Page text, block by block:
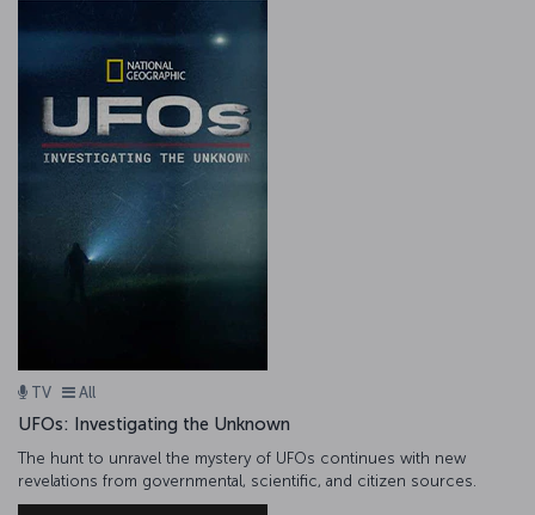
TV All
UFOs: Investigating the Unknown
The hunt to unravel the mystery of UFOs continues with new
revelations from governmental, scientific, and citizen sources.